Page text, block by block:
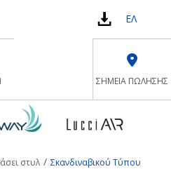
ΕΛ
ΣΗΜΕΙΑ ΠΩΛΗΣΗΣ
στυλ Σκανδιναβικού Τύπου